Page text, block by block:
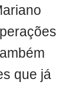
que já